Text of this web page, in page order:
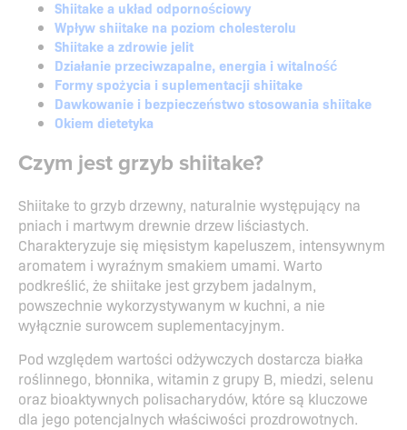
Shiitake a układ odpornościowy
Wpływ shiitake na poziom cholesterolu
Shiitake a zdrowie jelit
Działanie przeciwzapalne, energia i witalność
Formy spożycia i suplementacji shiitake
Dawkowanie i bezpieczeństwo stosowania shiitake
Okiem dietetyka
Czym jest grzyb shiitake?
Shiitake to grzyb drzewny, naturalnie występujący na
pniach i martwym drewnie drzew liściastych.
Charakteryzuje się mięsistym kapeluszem, intensywnym
aromatem i wyraźnym smakiem umami. Warto
podkreślić, że shiitake jest grzybem jadalnym,
powszechnie wykorzystywanym w kuchni, a nie
wyłącznie surowcem suplementacyjnym.
Pod względem wartości odżywczych dostarcza białka
roślinnego, błonnika, witamin z grupy B, miedzi, selenu
oraz bioaktywnych polisacharydów, które są kluczowe
dla jego potencjalnych właściwości prozdrowotnych.